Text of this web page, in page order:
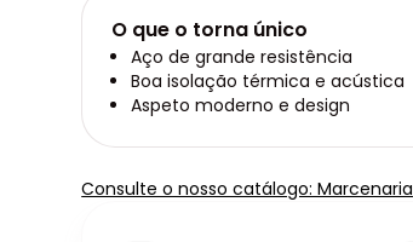
O que o torna único
Aço de grande resistência
Boa isolação térmica e acústica
Aspeto moderno e design
Consulte o nosso catálogo: Marcenaria